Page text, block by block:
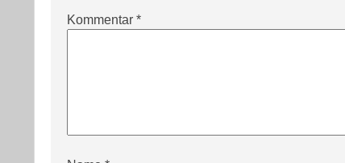
Kommentar *